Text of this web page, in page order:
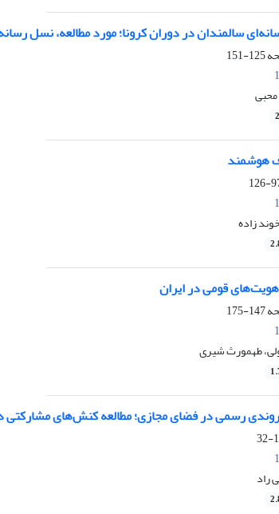
سالمندان در دوران کرونا؛ مورد مطالعه، نسل
125-151
هوشمند
زاده
قومی در ایران
147-175
طهمورث شیری
رسمی در فضای مجازی؛ مطالعه کنش‌های مشارکتی
1-32
راد